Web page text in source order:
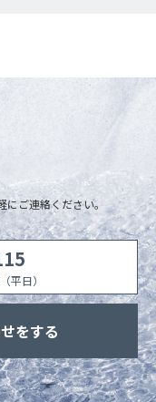
ご連絡ください。
平日）
をする